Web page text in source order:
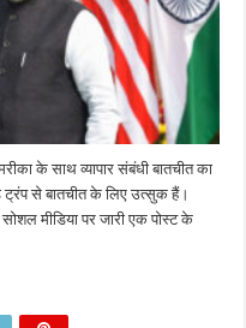
दोस्ती
रिश्तों
के साथ व्यापार संबंधी बातचीत का
ट्रंप से बातचीत के लिए उत्सुक हैं।
मीडिया पर जारी एक पोस्ट के